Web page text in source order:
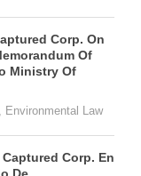
Corp. On
Of
Ministry Of
Environmental Law
Corp. En
De